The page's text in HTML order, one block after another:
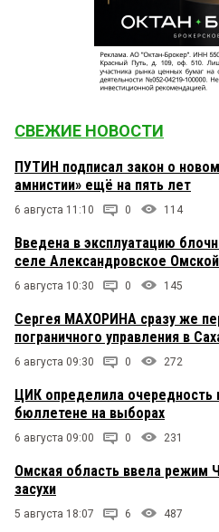
СВЕЖИЕ НОВОСТИ
ПУТИН подписал закон о
амнистии» ещё на пять лет
6 августа 11:10 0 114
Введена в эксплуатацию
селе Александровское
6 августа 10:30 0 145
Сергея МАХОРИНА сразу же
пограничного управления в
6 августа 09:30 0 272
ЦИК определила очередность
бюллетене на выборах
6 августа 09:00 0 231
Омская область ввела режим
засухи
5 августа 18:07 6 487